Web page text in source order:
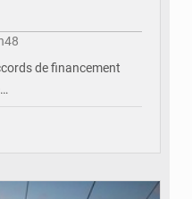
de financement